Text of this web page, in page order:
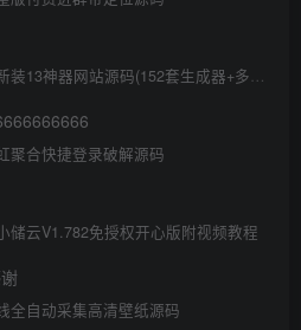
装13神器网站源码(152套生成器+多种功能)
聚合快捷登录破解源码
储云V1.782免授权开心版附视频教程
全自动采集高清壁纸源码